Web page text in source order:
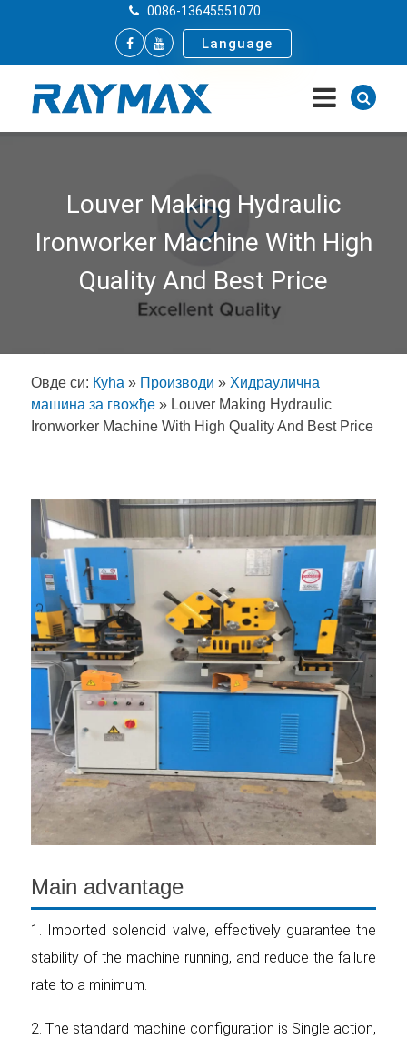
0086-13645551070
Language
Louver Making Hydraulic
Ironworker Machine With High
Quality And Best Price
Овде си: Кућа » Производи » Хидраулична
машина за гвожђе » Louver Making Hydraulic
Ironworker Machine With High Quality And Best Price
Main advantage
1. Imported solenoid valve, effectively guarantee the
stability of the machine running, and reduce the failure
rate to a minimum.
2. The standard machine configuration is Single action,